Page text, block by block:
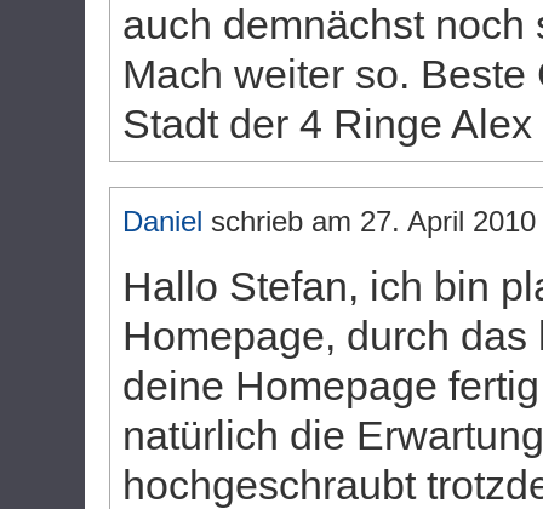
auch demnächst noch
Mach weiter so. Beste
Stadt der 4 Ringe Alex
Daniel schrieb am 27. April 2010
Hallo Stefan, ich bin
Homepage, durch
deine Homepage
natürlich die
hochgeschraubt